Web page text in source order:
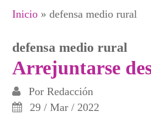
Se encuentra
Inicio » defensa medio rural
defensa medio rural
Arrejuntarse
Por Redacción
29 / Mar / 2022